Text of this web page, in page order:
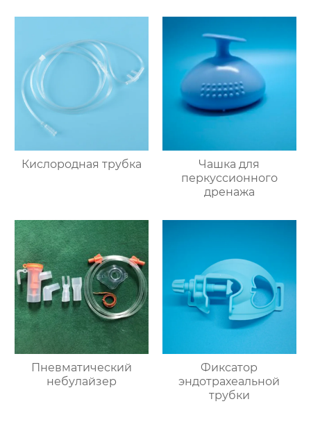
Кислородная трубка
Чашка для
перкуссионного
дренажа
Пневматический
небулайзер
Фиксатор
эндотрахеальной
трубки